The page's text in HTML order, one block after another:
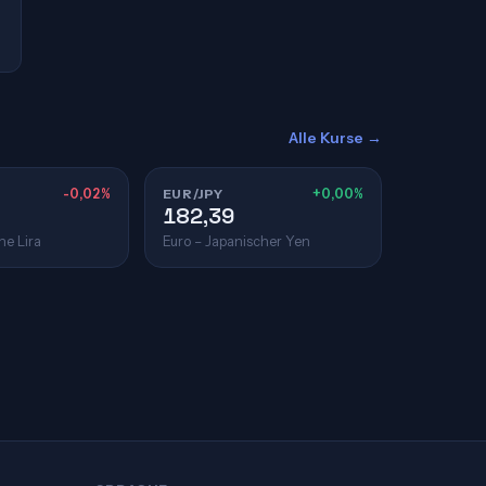
Alle Kurse →
-0,02%
Lira
EUR/JPY +0,00%
182,39
Euro – Japanischer Yen